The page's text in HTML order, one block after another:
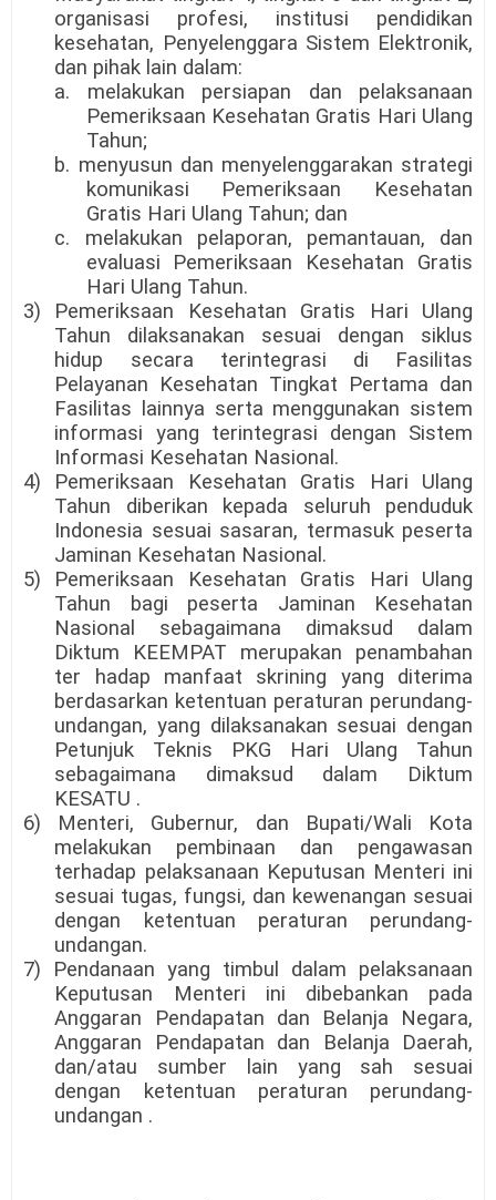
organisasi profesi, institusi pendidikan
kesehatan, Penyelenggara Sistem Elektronik,
dan pihak lain dalam:
a. melakukan persiapan dan pelaksanaan
Pemeriksaan Kesehatan Gratis Hari Ulang
Tahun;
b. menyusun dan menyelenggarakan strategi
komunikasi Pemeriksaan Kesehatan
Gratis Hari Ulang Tahun; dan
c. melakukan pelaporan, pemantauan, dan
evaluasi Pemeriksaan Kesehatan Gratis
Hari Ulang Tahun.
3) Pemeriksaan Kesehatan Gratis Hari Ulang
Tahun dilaksanakan sesuai dengan siklus
hidup secara terintegrasi di Fasilitas
Pelayanan Kesehatan Tingkat Pertama dan
Fasilitas lainnya serta menggunakan sistem
informasi yang terintegrasi dengan Sistem
Informasi Kesehatan Nasional.
4) Pemeriksaan Kesehatan Gratis Hari Ulang
Tahun diberikan kepada seluruh penduduk
Indonesia sesuai sasaran, termasuk peserta
Jaminan Kesehatan Nasional.
5) Pemeriksaan Kesehatan Gratis Hari Ulang
Tahun bagi peserta Jaminan Kesehatan
Nasional sebagaimana dimaksud dalam
Diktum KEEMPAT merupakan penambahan
ter hadap manfaat skrining yang diterima
berdasarkan ketentuan peraturan perundang-
undangan, yang dilaksanakan sesuai dengan
Petunjuk Teknis PKG Hari Ulang Tahun
sebagaimana dimaksud dalam Diktum
KESATU .
6) Menteri, Gubernur, dan Bupati/Wali Kota
melakukan pembinaan dan pengawasan
terhadap pelaksanaan Keputusan Menteri ini
sesuai tugas, fungsi, dan kewenangan sesuai
dengan ketentuan peraturan perundang-
undangan.
7) Pendanaan yang timbul dalam pelaksanaan
Keputusan Menteri ini dibebankan pada
Anggaran Pendapatan dan Belanja Negara,
Anggaran Pendapatan dan Belanja Daerah,
dan/atau sumber lain yang sah sesuai
dengan ketentuan peraturan perundang-
undangan .